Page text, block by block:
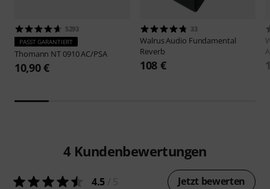
5293
PASST GARANTIERT
Thomann NT 0910 AC/PSA
10,90 €
33
Walrus Audio Fundamental
Reverb
108 €
4 Kundenbewertungen
4.5 Jetzt bewerten